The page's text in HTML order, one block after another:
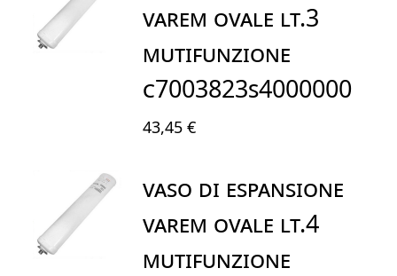
VAREM OVALE LT.3
MUTIFUNZIONE
C7003823S4000000
43,45 €
VASO DI ESPANSIONE
VAREM OVALE LT.4
MUTIFUNZIONE